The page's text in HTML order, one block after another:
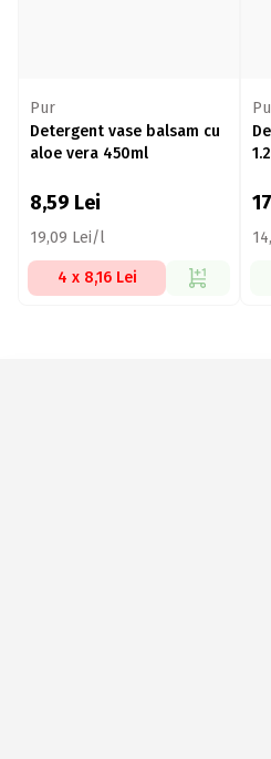
Pur
Detergent vase balsam cu
aloe vera 450ml
8,59 Lei
19,09 Lei/l
4 x 8,16 Lei